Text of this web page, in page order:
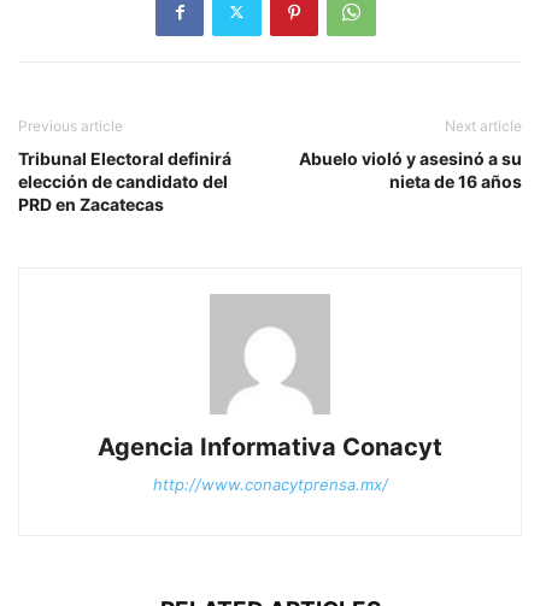
Previous article
Tribunal Electoral definirá
elección de candidato del
PRD en Zacatecas
Next article
Abuelo violó y asesinó a su
nieta de 16 años
Agencia Informativa Conacyt
http://www.conacytprensa.mx/